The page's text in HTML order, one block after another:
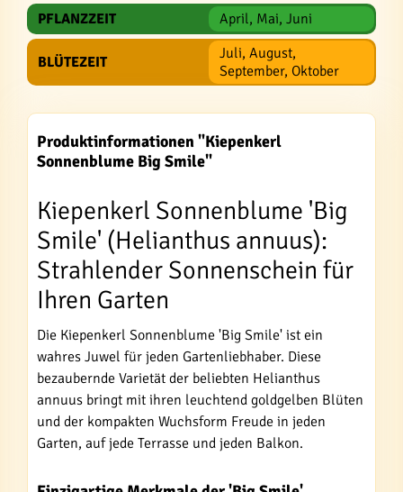
PFLANZZEIT
April, Mai, Juni
BLÜTEZEIT
Juli, August,
September, Oktober
Produktinformationen "Kiepenkerl
Sonnenblume Big Smile"
Kiepenkerl Sonnenblume 'Big
Smile' (Helianthus annuus):
Strahlender Sonnenschein für
Ihren Garten
Die Kiepenkerl Sonnenblume 'Big Smile' ist ein
wahres Juwel für jeden Gartenliebhaber. Diese
bezaubernde Varietät der beliebten Helianthus
annuus bringt mit ihren leuchtend goldgelben Blüten
und der kompakten Wuchsform Freude in jeden
Garten, auf jede Terrasse und jeden Balkon.